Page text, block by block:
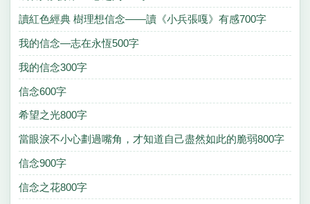
讀紅色經典 樹理想信念——讀《小兵張嘎》有感700字
我的信念—志在永恆500字
我的信念300字
信念600字
希望之光800字
當眼淚不小心劃過嘴角，才知道自己盡然如此的脆弱800字
信念900字
信念之花800字